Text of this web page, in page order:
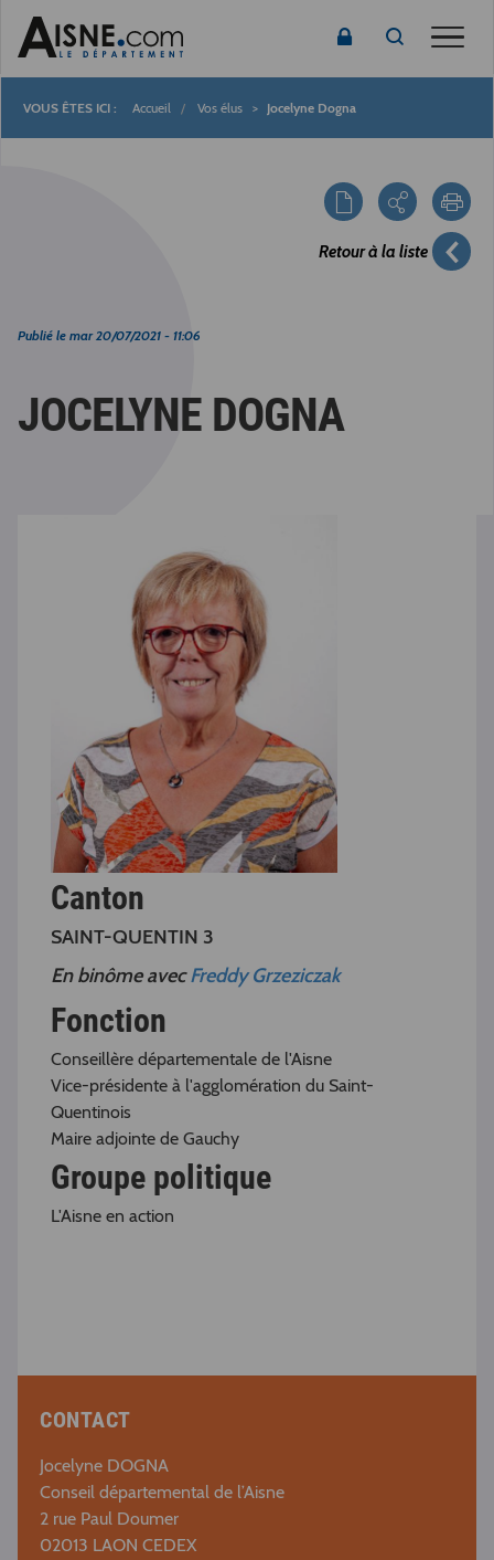
Fil
Accueil Vos élus Jocelyne Dogna
Retour à la liste
Publié le mar 20/07/2021 - 11:06
JOCELYNE DOGNA
Canton
SAINT-QUENTIN 3
En binôme avecFreddy Grzeziczak
Fonction
Conseillère départementale de l'Aisne
Vice-présidente à l'agglomération du Saint-
Quentinois
Maire adjointe de Gauchy
Groupe politique
L'Aisne en action
CONTACT
Jocelyne DOGNA
Conseil départemental de l’Aisne
2 rue Paul Doumer
02013 LAON CEDEX